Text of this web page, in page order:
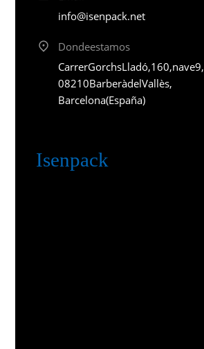
info@isenpack.net
Donde estamos
Carrer Gorchs Lladó, 160, nave 9,
08210 Barberà del Vallès,
Barcelona (España)
Isenpack